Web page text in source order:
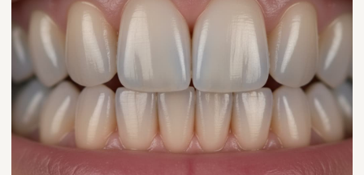
Пятна на зубах
Неравномерное окрашивание, заметное
при улыбке
Усиление потемнения
Цвет становится темнее со временем
Полосы на эмали
Горизонтальные тёмные или
голубоватые линии